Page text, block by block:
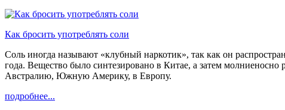
Как бросить употреблять соли
Соль иногда называют «клубный наркотик», так как он
года. Вещество было синтезировано в Китае, а затем
Австралию, Южную Америку, в Европу.
подробнее...